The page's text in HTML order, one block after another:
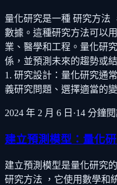
量化研究是一種 研究方法
數據。這種研究方法可以
業、醫學和工程。量化研
係，並預測未來的趨勢或
1. 研究設計：量化研究通
義研究問題、選擇適當的
2024 年 2 月 6 日 ·14 分鐘
建立預測模型：量化
建立預測模型是量化研究
研究方法 ，它使用數學和